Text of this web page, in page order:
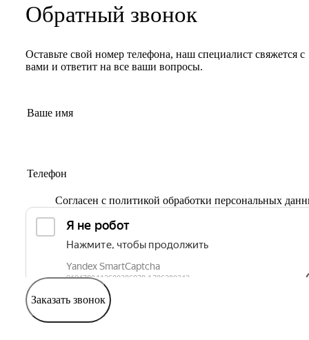
Обратный звонок
Оставьте свой номер телефона, наш специалист свяжется с
вами и ответит на все ваши вопросы.
Согласен с политикой обработки персональных
Заказать звонок